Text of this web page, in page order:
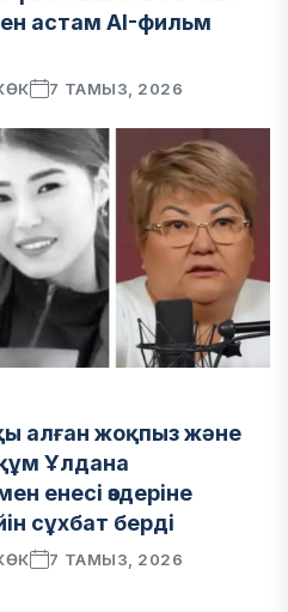
астам AI-фильм
7 ТАМЫЗ, 2026
алған жоқпыз және
Ұлдана
енесі өздеріне
сұхбат берді
7 ТАМЫЗ, 2026